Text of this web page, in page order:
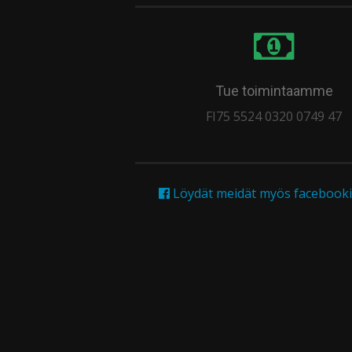
Tue toimintaamme
FI75 5524 0320 0749 47
Löydät meidät myös